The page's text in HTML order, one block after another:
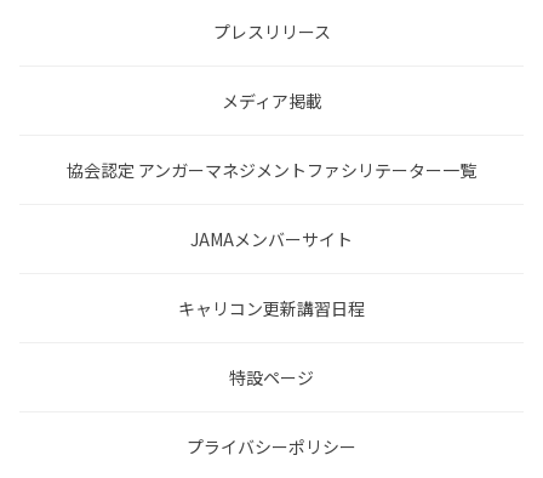
プレスリリース
メディア掲載
協会認定 アンガーマネジメントファシリテーター一覧
JAMAメンバーサイト
キャリコン更新講習日程
特設ページ
プライバシーポリシー